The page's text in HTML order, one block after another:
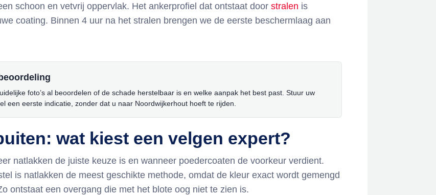
schoon en vetvrij oppervlak. Het ankerprofiel dat ontstaat doorstralen is
coating. Binnen 4 uur na het stralen brengen we de eerste beschermlaag aan
foto’s al beoordelen of de schade herstelbaar is en welke aanpak het best past. Stuur uw
een eerste indicatie, zonder dat u naar Noordwijkerhout hoeft te rijden.
wat kiest een velgen expert?
natlakken de juiste keuze is en wanneer poedercoaten de voorkeur verdient.
is natlakken de meest geschikte methode, omdat de kleur exact wordt gemengd
ontstaat een overgang die met het blote oog niet te zien is.